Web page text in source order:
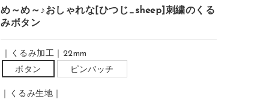
め～め～♪おしゃれな[ひつじ_sheep]刺繍のくる
みボタン
｜くるみ加工｜22mm
ボタン
ピンバッチ
｜くるみ生地｜